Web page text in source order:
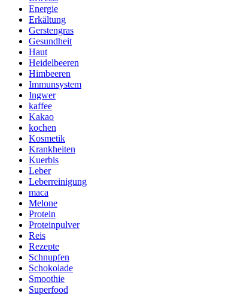
Energie
Erkältung
Gerstengras
Gesundheit
Haut
Heidelbeeren
Himbeeren
Immunsystem
Ingwer
kaffee
Kakao
kochen
Kosmetik
Krankheiten
Kuerbis
Leber
Leberreinigung
maca
Melone
Protein
Proteinpulver
Reis
Rezepte
Schnupfen
Schokolade
Smoothie
Superfood